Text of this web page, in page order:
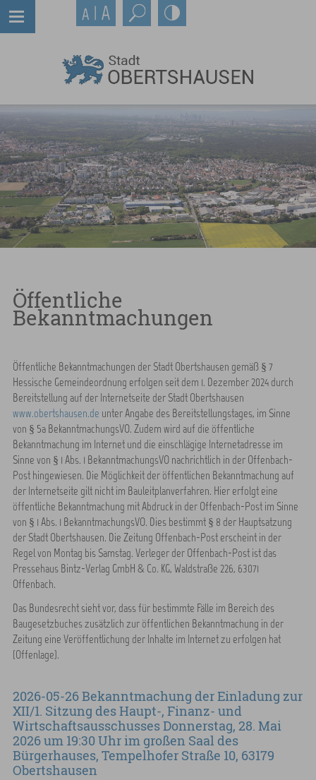
Öffentliche
Bekanntmachungen
Öffentliche Bekanntmachungen der Stadt Obertshausen gemäß § 7
Hessische Gemeindeordnung erfolgen seit dem 1. Dezember 2024 durch
Bereitstellung auf der Internetseite der Stadt Obertshausen
www.obertshausen.de unter Angabe des Bereitstellungstages, im Sinne
von § 5a BekanntmachungsVO. Zudem wird auf die öffentliche
Bekanntmachung im Internet und die einschlägige Internetadresse im
Sinne von § 1 Abs. 1 BekanntmachungsVO nachrichtlich in der Offenbach-
Post hingewiesen. Die Möglichkeit der öffentlichen Bekanntmachung auf
der Internetseite gilt nicht im Bauleitplanverfahren. Hier erfolgt eine
öffentliche Bekanntmachung mit Abdruck in der Offenbach-Post im Sinne
von § 1 Abs. 1 BekanntmachungsVO. Dies bestimmt § 8 der Hauptsatzung
der Stadt Obertshausen. Die Zeitung Offenbach-Post erscheint in der
Regel von Montag bis Samstag. Verleger der Offenbach-Post ist das
Pressehaus Bintz-Verlag GmbH & Co. KG, Waldstraße 226, 63071
Offenbach.
Das Bundesrecht sieht vor, dass für bestimmte Fälle im Bereich des
Baugesetzbuches zusätzlich zur öffentlichen Bekanntmachung in der
Zeitung eine Veröffentlichung der Inhalte im Internet zu erfolgen hat
(Offenlage).
2026-05-26 Bekanntmachung der Einladung zur
XII/1. Sitzung des Haupt-, Finanz- und
Wirtschaftsausschusses Donnerstag, 28. Mai
2026 um 19:30 Uhr im großen Saal des
Bürgerhauses, Tempelhofer Straße 10, 63179
Obertshausen